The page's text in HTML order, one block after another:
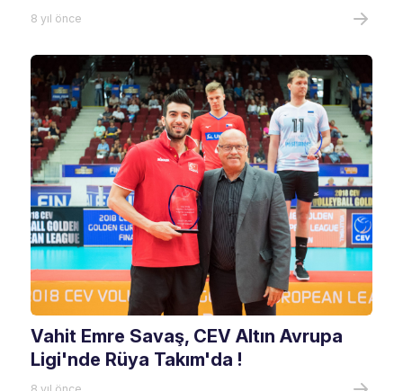
8 yıl önce
Vahit Emre Savaş, CEV Altın Avrupa
Ligi'nde Rüya Takım'da !